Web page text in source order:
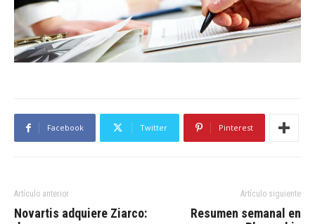
Facebook Twitter Pinterest
Artículo anterior
Novartis adquiere Ziarco:
Artículo siguiente
Resumen semanal en